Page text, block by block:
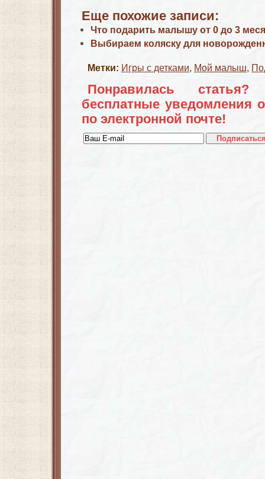
Еще похожие записи:
Что подарить малышу от 0 до 3
Выбираем коляску для
Метки: Игры с детками, Мой малыш,
Понравилась
бесплатные уведомления
по электронной почте!